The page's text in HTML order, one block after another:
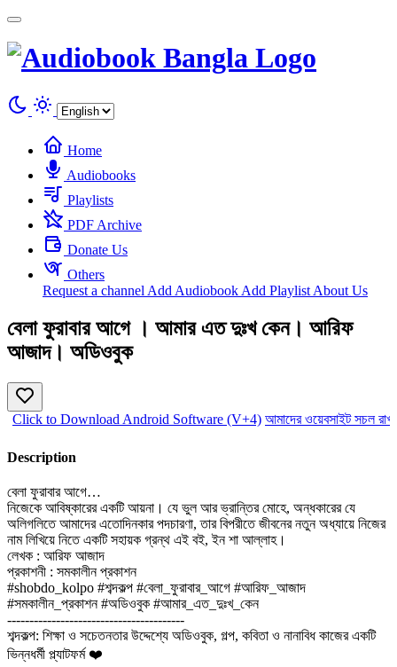
Home
Audiobooks
Playlists
PDF Archive
Donate Us
Others
Request a channel Add Audiobook Add Playlist About Us
বেলা ফুরাবার আগে । আমার এত দুঃখ কেন। আরিফ
আজাদ। অডিওবুক
Click to Download Android Software (V+4) আমাদের ওয়েবসাইট সচল
Description
বেলা ফুরাবার আগে…
নিজেকে আবিষ্কারের একটি আয়না। যে ভুল আর ভ্রান্তির মোহে, অন্ধকারের যে
অলিগলিতে আমাদের এতোদিনকার পদচারণা, তার বিপরীতে জীবনের নতুন অধ্যায়ে নিজের
নাম লিখিয়ে নিতে একটি সহায়ক গ্রন্থ এই বই, ইন শা আল্লাহ।
লেখক : আরিফ আজাদ
প্রকাশনী : সমকালীন প্রকাশন
#shobdo_kolpo #শব্দকল্প #বেলা_ফুরাবার_আগে #আরিফ_আজাদ
#সমকালীন_প্রকাশন #অডিওবুক #আমার_এত_দুঃখ_কেন
----------------------------------------
শব্দকল্প: শিক্ষা ও সচেতনতার উদ্দেশ্যে অডিওবুক, গল্প, কবিতা ও নানাবিধ কাজের একটি
ভিন্নধর্মী প্ল্যাটফর্ম ❤️